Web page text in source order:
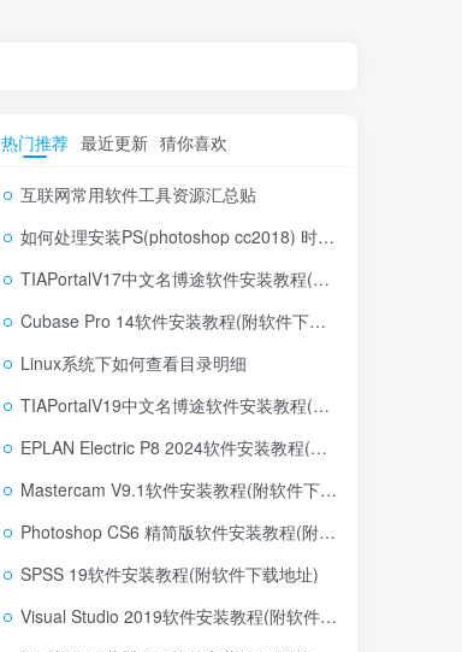
热门推荐 最近更新 猜你喜欢
互联网常用软件工具资源汇总贴
如何处理安装PS(photoshop cc2018) 时，提示系统或者IE浏览器需要升级
TIAPortalV17中文名博途软件安装教程(附软件下载地址)
Cubase Pro 14软件安装教程(附软件下载地址)
Linux系统下如何查看目录明细
TIAPortalV19中文名博途软件安装教程(附软件下载地址)
EPLAN Electric P8 2024软件安装教程(附软件下载地址)
Mastercam V9.1软件安装教程(附软件下载地址)
Photoshop CS6 精简版软件安装教程(附软件下载地址)
SPSS 19软件安装教程(附软件下载地址)
Visual Studio 2019软件安装教程(附软件下载地址)